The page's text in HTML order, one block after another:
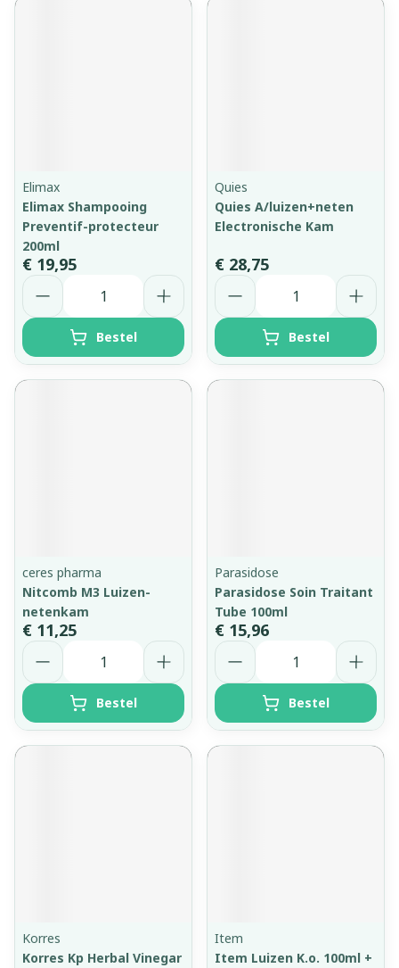
Elimax
Elimax Shampooing
Preventif-protecteur
200ml
€ 19,95
Aantal
Bestel
Quies
Quies A/luizen+neten
Electronische Kam
€ 28,75
Aantal
Bestel
ceres pharma
Nitcomb M3 Luizen-
netenkam
€ 11,25
Aantal
Bestel
Parasidose
Parasidose Soin Traitant
Tube 100ml
€ 15,96
Aantal
Bestel
Korres
Korres Kp Herbal Vinegar
Item
Item Luizen K.o. 100ml +